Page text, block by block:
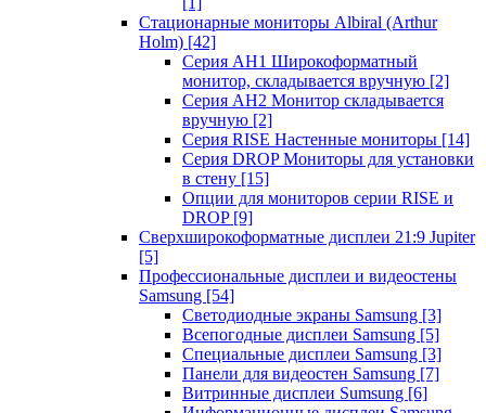
Стационарные мониторы Albiral (Arthur
Holm) [42]
Серия AH1 Широкоформатный
монитор, складывается вручную [2]
Серия AH2 Монитор складывается
вручную [2]
Серия RISE Настенные мониторы [14]
Серия DROP Мониторы для установки
в стену [15]
Опции для мониторов серии RISE и
DROP [9]
Сверхширокоформатные дисплеи 21:9 Jupiter
[5]
Профессиональные дисплеи и видеостены
Samsung [54]
Светодиодные экраны Samsung [3]
Всепогодные дисплеи Samsung [5]
Специальные дисплеи Samsung [3]
Панели для видеостен Samsung [7]
Витринные дисплеи Sumsung [6]